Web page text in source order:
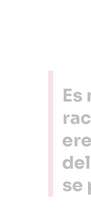
Es
se